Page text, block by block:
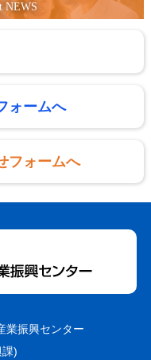
NEWS
ォームへ
フォームへ
業振興センター
)